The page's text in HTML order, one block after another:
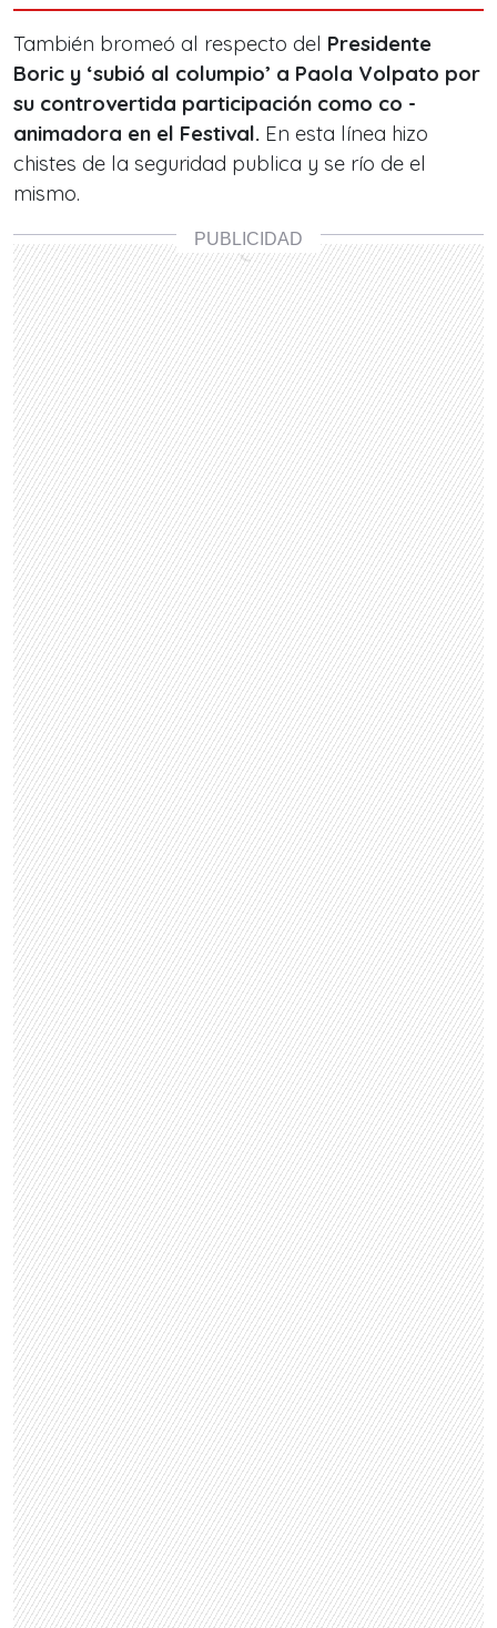
También bromeó al respecto del Presidente
Boric y ‘subió al columpio’ a Paola Volpato por
su controvertida participación como co -
animadora en el Festival. En esta línea hizo
chistes de la seguridad publica y se río de el
mismo.